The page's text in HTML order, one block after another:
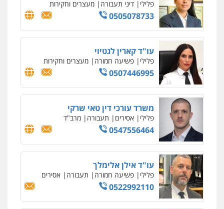
פלילי דיני תעבורה מעצרים וחקירות
0505078733
עו"ד קארין לגטיוי
פלילי פשיעה חמורה מעצרים וחקירות
0507446995
משרד עורכי דין טאי שרקי
פלילי אסירים תעבורה מרב"ד
0547556464
עו"ד אילן אלימלך
פלילי פשיעה חמורה תעבורה אסירים
0522992110